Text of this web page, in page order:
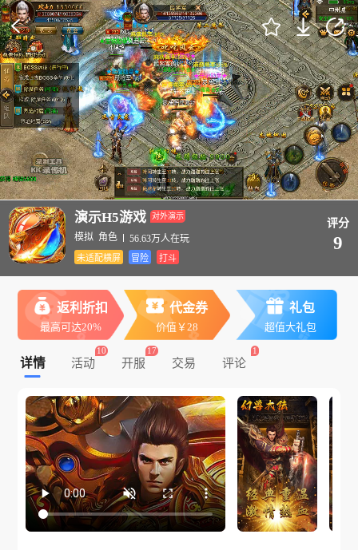
演示H5游戏 对外演示
模拟 角色 56.63万人在玩
未适配横屏 冒险 打斗
评分
9
返利折扣
最高可达20%
代金券
价值￥28
礼包
超值大礼包
详情 活动
10
开服
17
交易 评论
1